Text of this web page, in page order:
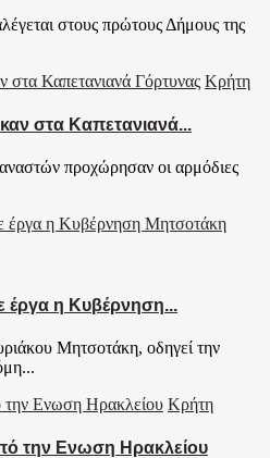
στους πρώτους Δήμους της
Κρήτη
στα Καπετανιανά...
προχώρησαν οι αρμόδιες
η Κυβέρνηση...
Μητσοτάκη, οδηγεί την
Κρήτη
την Ενωση Ηρακλείου